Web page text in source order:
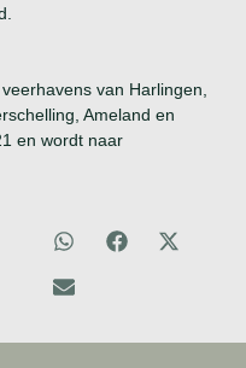
van Harlingen,
Ameland en
en wordt naar